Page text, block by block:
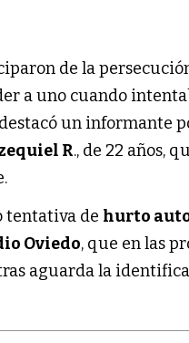
de la
a uno cuando
un informante
R., de 22 años,
tentativa de hurto
Oviedo, que en las
aguarda la